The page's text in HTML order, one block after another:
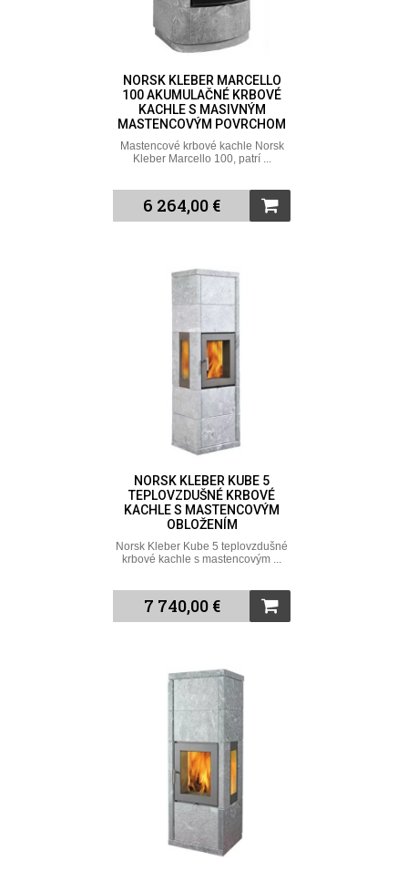
NORSK KLEBER MARCELLO
100 AKUMULAČNÉ KRBOVÉ
KACHLE S MASIVNÝM
MASTENCOVÝM POVRCHOM
Mastencové krbové kachle Norsk
Kleber Marcello 100, patrí ...
6 264,00 €
NORSK KLEBER KUBE 5
TEPLOVZDUŠNÉ KRBOVÉ
KACHLE S MASTENCOVÝM
OBLOŽENÍM
Norsk Kleber Kube 5 teplovzdušné
krbové kachle s mastencovým ...
7 740,00 €